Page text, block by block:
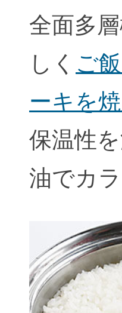
全面多
しく ご
ーキを焼
保温性
油でカ